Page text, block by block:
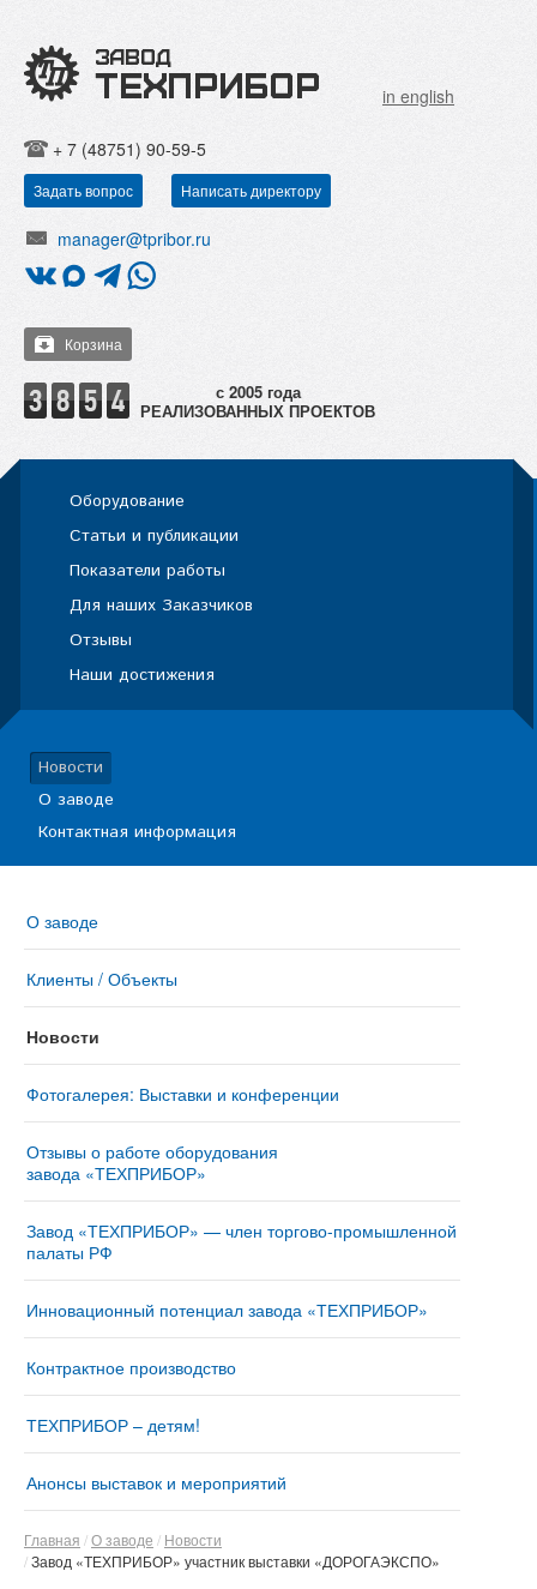
in english
+ 7 (48751) 90-59-5
Задать вопрос Написать директору
manager@tpribor.ru
Корзина
РЕАЛИЗОВАННЫХ ПРОЕКТОВ
Оборудование
Статьи и публикации
Показатели работы
Для наших Заказчиков
Отзывы
Наши достижения
Новости
О заводе
Контактная информация
О заводе
Клиенты / Объекты
Новости
Фотогалерея: Выставки и конференции
Отзывы о работе оборудования
завода «ТЕХПРИБОР»
Завод «ТЕХПРИБОР» — член торгово-промышленной
палаты РФ
Инновационный потенциал завода «ТЕХПРИБОР»
Контрактное производство
ТЕХПРИБОР – детям!
Анонсы выставок и мероприятий
Главная О заводе
Новости
Завод «ТЕХПРИБОР» участник выставки «ДОРОГАЭКСПО»